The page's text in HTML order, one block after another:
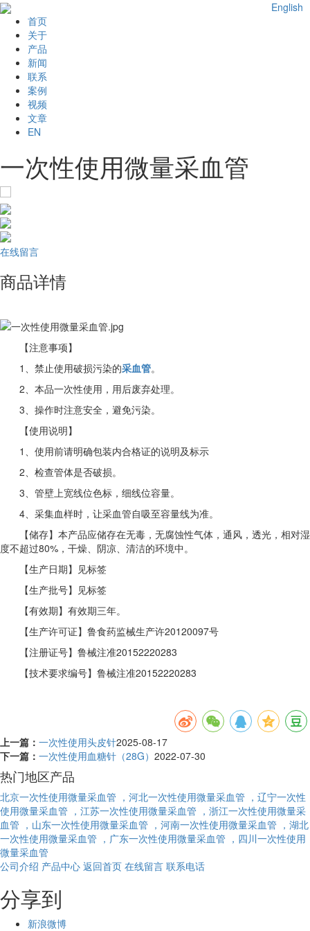
English
首页
关于
产品
新闻
联系
案例
视频
文章
EN
一次性使用微量采血管
在线留言
商品详情
【注意事项】
1、禁止使用破损污染的采血管。
2、本品一次性使用，用后废弃处理。
3、操作时注意安全，避免污染。
【使用说明】
1、使用前请明确包装内合格证的说明及标示
2、检查管体是否破损。
3、管壁上宽线位色标，细线位容量。
4、采集血样时，让采血管自吸至容量线为准。
【储存】本产品应储存在无毒，无腐蚀性气体，通风，透光，相对湿
度不超过80%，干燥、阴凉、清洁的环境中。
【生产日期】见标签
【生产批号】见标签
【有效期】有效期三年。
【生产许可证】鲁食药监械生产许20120097号
【注册证号】鲁械注准20152220283
【技术要求编号】鲁械注准20152220283
上一篇： 一次性使用头皮针2025-08-17
下一篇： 一次性使用血糖针（28G） 2022-07-30
热门地区产品
北京一次性使用微量采血管 ，河北一次性使用微量采血管 ，辽宁一次性
使用微量采血管 ，江苏一次性使用微量采血管 ，浙江一次性使用微量采
血管 ，山东一次性使用微量采血管 ，河南一次性使用微量采血管 ，湖北
一次性使用微量采血管 ，广东一次性使用微量采血管 ，四川一次性使用
微量采血管
公司介绍 产品中心 返回首页 在线留言 联系电话
分享到
新浪微博